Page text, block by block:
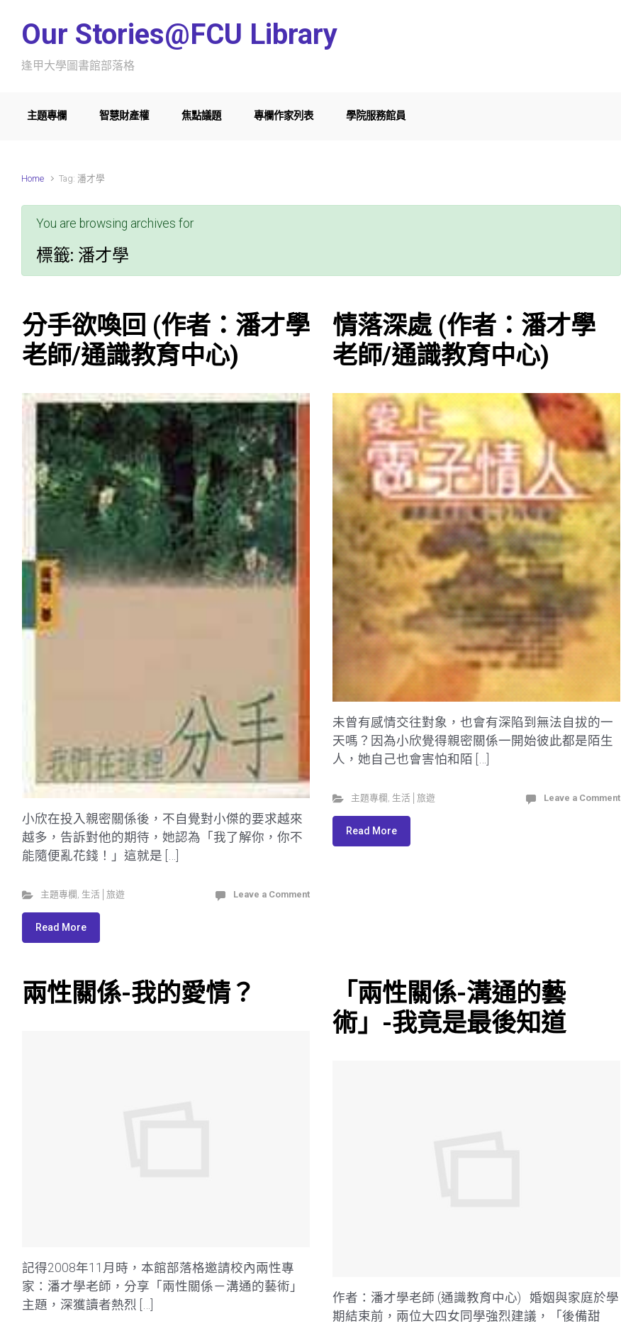
Our Stories@FCU Library
逢甲大學圖書館部落格
主題專欄 智慧財產權 焦點議題 專欄作家列表 學院服務館員
Home Tag: 潘才學
You are browsing archives for
標籤: 潘才學
分手欲喚回 (作者：潘才學
老師/通識教育中心)
小欣在投入親密關係後，不自覺對小傑的要求越來
越多，告訴對他的期待，她認為「我了解你，你不
能隨便亂花錢！」這就是 […]
主題專欄 , 生活│旅遊 Leave a Comment
Read More
情落深處 (作者：潘才學
老師/通識教育中心)
未曾有感情交往對象，也會有深陷到無法自拔的一
天嗎？因為小欣覺得親密關係一開始彼此都是陌生
人，她自己也會害怕和陌 […]
主題專欄 , 生活│旅遊 Leave a Comment
Read More
兩性關係-我的愛情？
記得2008年11月時，本館部落格邀請校內兩性專
家：潘才學老師，分享「兩性關係－溝通的藝術」
主題，深獲讀者熱烈 […]
「兩性關係-溝通的藝
術」-我竟是最後知道
作者：潘才學老師 (通識教育中心) 婚姻與家庭於學
期結束前，兩位大四女同學強烈建議，「後備甜